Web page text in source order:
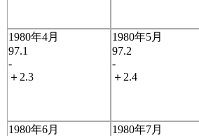
1980年4月
97.1
-
＋2.3
1980年5月
97.2
-
＋2.4
1980年6月
1980年7月